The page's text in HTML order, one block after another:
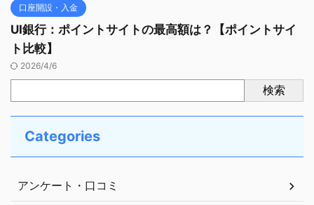
口座開設・入金
UI銀行：ポイントサイトの最高額は？【ポイントサイ
ト比較】
2026/4/6
検索
Categories
アンケート・口コミ